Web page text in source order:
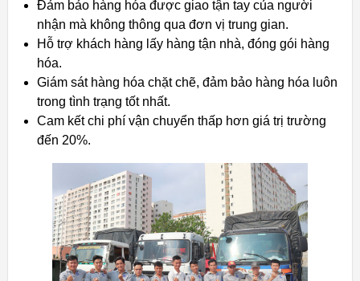
Đảm bảo hàng hóa được giao tận tay của người
nhận mà không thông qua đơn vị trung gian.
Hỗ trợ khách hàng lấy hàng tận nhà, đóng gói hàng
hóa.
Giám sát hàng hóa chặt chẽ, đảm bảo hàng hóa luôn
trong tình trạng tốt nhất.
Cam kết chi phí vận chuyển thấp hơn giá trị trường
đến 20%.